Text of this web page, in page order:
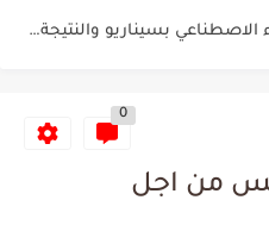
سيمبا - نهضة بركان: هل سيتمكن أبطال المغرب من الحفاظ...
البرنامج الكامل لنهائي البطولة بين الاتحاد المنستيري والنادي الإفريقي
0
من اجل